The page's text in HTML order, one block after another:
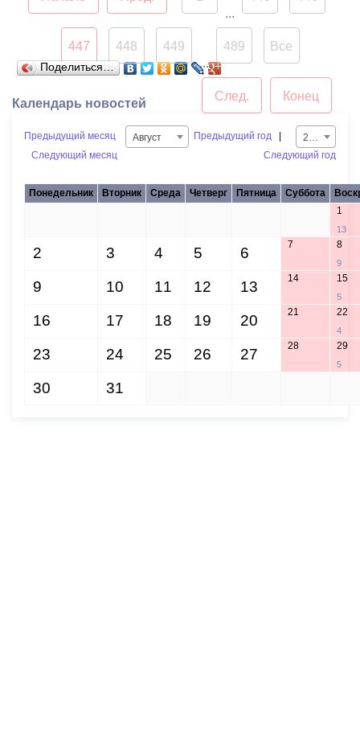
АМС, именно на
балансовой комиссии
можно оценить
эффективность работы
управленческого состава
предприятия, провести
сводный анализ всех
хозяйственной
дальнейшей работы и
вектор развития
муниципальных
...
447 448
449
...
489 Все
Конец
След.
Поделиться…
Календарь новостей
Предыдущий месяц
Август
Следующий месяц
Предыдущий год
2021
Следующий год
Понедельник Вторник Среда Четверг Пятница Суббота
1
13
2 3 4 5 6 7 8
9
9 10 11 12 13 14 15
5
16 17 18 19 20 21 22
4
23 24 25 26 27 28 29
5
30 31